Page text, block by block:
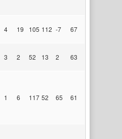
4 19 105 112 -7 67
3 2 52 13 2 63
1 6 117 52 65 61